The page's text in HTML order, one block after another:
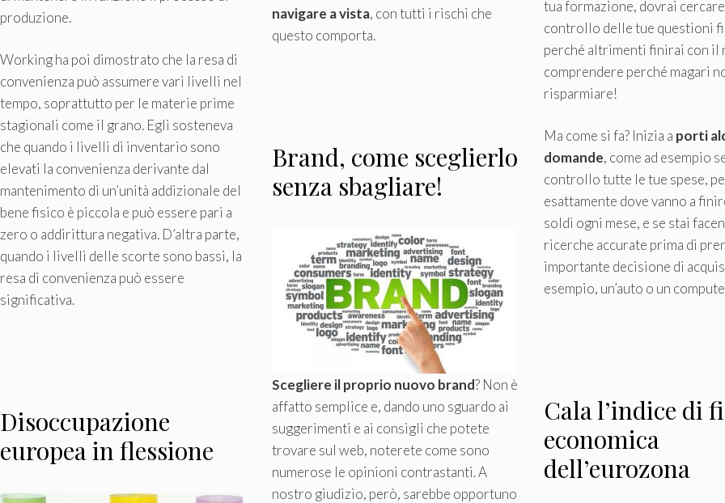
produzione.
Working ha poi dimostrato che la resa di
convenienza può assumere vari livelli nel
tempo, soprattutto per le materie prime
stagionali come il grano. Egli sosteneva
che quando i livelli di inventario sono
elevati la convenienza derivante dal
mantenimento di un’unità addizionale del
bene fisico è piccola e può essere pari a
zero o addirittura negativa. D’altra parte,
quando i livelli delle scorte sono bassi, la
resa di convenienza può essere
significativa.
navigare a vista, con tutti i rischi che
questo comporta.
tua formazione, dovrai
controllo delle tue questioni
perché altrimenti finirai con il
comprendere perché magari
risparmiare!
Ma come si fa? Inizia a porti
domande, come ad esempio
controllo tutte le tue spese,
esattamente dove vanno a
soldi ogni mese, e se stai
ricerche accurate prima di
importante decisione di
esempio, un’auto o un
Brand, come sceglierlo
senza sbagliare!
Scegliere il proprio nuovo brand? Non è
affatto semplice e, dando uno sguardo ai
suggerimenti e ai consigli che potete
trovare sul web, noterete come sono
numerose le opinioni contrastanti. A
nostro giudizio, però, sarebbe opportuno
Cala l’indice di
economica
dell’eurozona
Disoccupazione
europea in flessione